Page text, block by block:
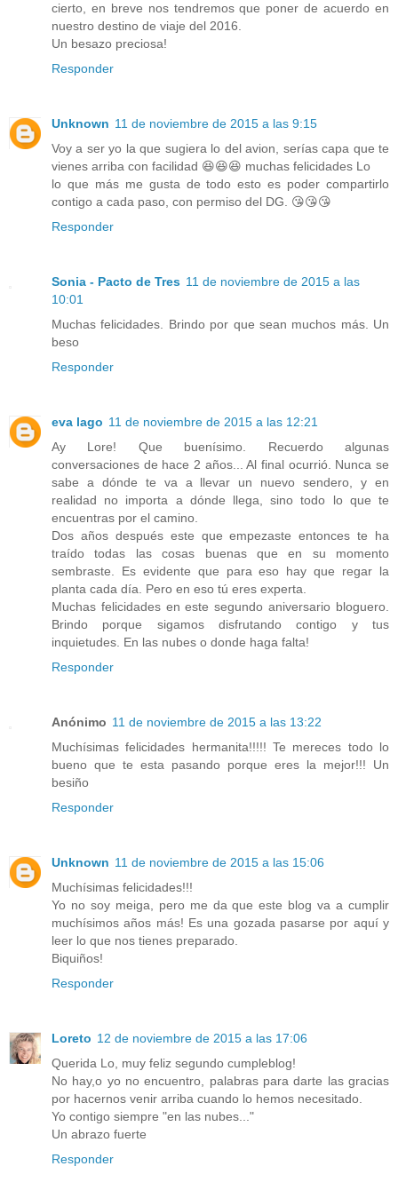
cierto, en breve nos tendremos que poner de acuerdo en
nuestro destino de viaje del 2016.
Un besazo preciosa!
Responder
Unknown 11 de noviembre de 2015 a las 9:15
Voy a ser yo la que sugiera lo del avion, serías capa que te
vienes arriba con facilidad 😆😆😆 muchas felicidades Lo
lo que más me gusta de todo esto es poder compartirlo
contigo a cada paso, con permiso del DG. 😘😘😘
Responder
Sonia - Pacto de Tres 11 de noviembre de 2015 a las
10:01
Muchas felicidades. Brindo por que sean muchos más. Un
beso
Responder
eva lago 11 de noviembre de 2015 a las 12:21
Ay Lore! Que buenísimo. Recuerdo algunas
conversaciones de hace 2 años... Al final ocurrió. Nunca se
sabe a dónde te va a llevar un nuevo sendero, y en
realidad no importa a dónde llega, sino todo lo que te
encuentras por el camino.
Dos años después este que empezaste entonces te ha
traído todas las cosas buenas que en su momento
sembraste. Es evidente que para eso hay que regar la
planta cada día. Pero en eso tú eres experta.
Muchas felicidades en este segundo aniversario bloguero.
Brindo porque sigamos disfrutando contigo y tus
inquietudes. En las nubes o donde haga falta!
Responder
Anónimo 11 de noviembre de 2015 a las 13:22
Muchísimas felicidades hermanita!!!!! Te mereces todo lo
bueno que te esta pasando porque eres la mejor!!! Un
besiño
Responder
Unknown 11 de noviembre de 2015 a las 15:06
Muchísimas felicidades!!!
Yo no soy meiga, pero me da que este blog va a cumplir
muchísimos años más! Es una gozada pasarse por aquí y
leer lo que nos tienes preparado.
Biquiños!
Responder
Loreto 12 de noviembre de 2015 a las 17:06
Querida Lo, muy feliz segundo cumpleblog!
No hay,o yo no encuentro, palabras para darte las gracias
por hacernos venir arriba cuando lo hemos necesitado.
Yo contigo siempre "en las nubes..."
Un abrazo fuerte
Responder